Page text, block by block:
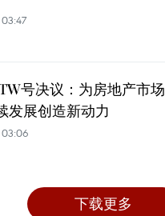
号决议：为房地产市场
发展创造新动力
下载更多